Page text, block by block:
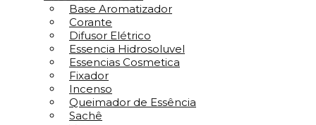
Base Aromatizador
Corante
Difusor Elétrico
Essencia Hidrosoluvel
Essencias Cosmetica
Fixador
Incenso
Queimador de Essência
Sachê